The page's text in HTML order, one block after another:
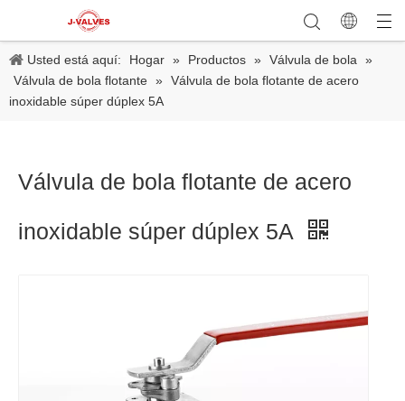
Usted está aquí: Hogar » Productos » Válvula de bola
»
Válvula de bola flotante » Válvula de bola flotante de acero
inoxidable súper dúplex 5A
Válvula de bola flotante de acero
inoxidable súper dúplex 5A